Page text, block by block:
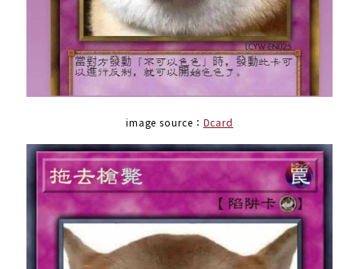
image source： Dcard